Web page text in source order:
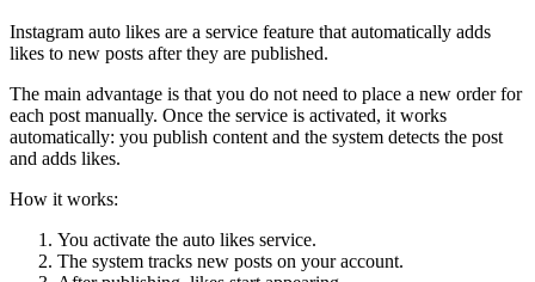
Instagram auto likes are a service feature that automatically adds
likes to new posts after they are published.
The main advantage is that you do not need to place a new order for
each post manually. Once the service is activated, it works
automatically: you publish content and the system detects the post
and adds likes.
How it works:
You activate the auto likes service.
The system tracks new posts on your account.